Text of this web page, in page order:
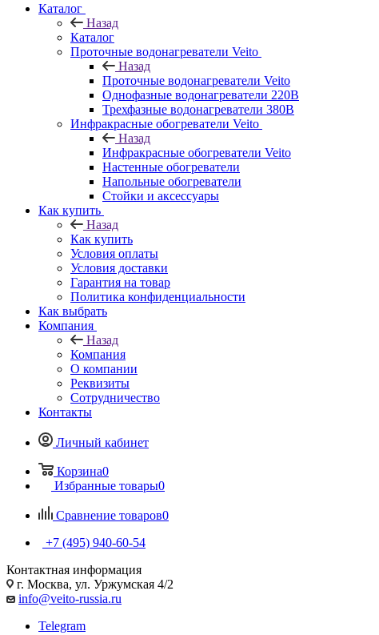
Каталог
Назад
Каталог
Проточные водонагреватели Veito
Назад
Проточные водонагреватели Veito
Однофазные водонагреватели 220В
Трехфазные водонагреватели 380В
Инфракрасные обогреватели Veito
Назад
Инфракрасные обогреватели Veito
Настенные обогреватели
Напольные обогреватели
Стойки и аксессуары
Как купить
Назад
Как купить
Условия оплаты
Условия доставки
Гарантия на товар
Политика конфиденциальности
Как выбрать
Компания
Назад
Компания
О компании
Реквизиты
Сотрудничество
Контакты
Личный кабинет
Корзина0
Избранные товары0
Сравнение товаров0
+7 (495) 940-60-54
Контактная информация
г. Москва, ул. Уржумская 4/2
info@veito-russia.ru
Telegram